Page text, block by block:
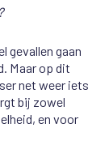
gevallen gaan
Maar op dit
net weer iets
bij zowel
en voor